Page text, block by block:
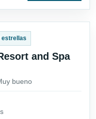
estrellas
and Spa
bueno